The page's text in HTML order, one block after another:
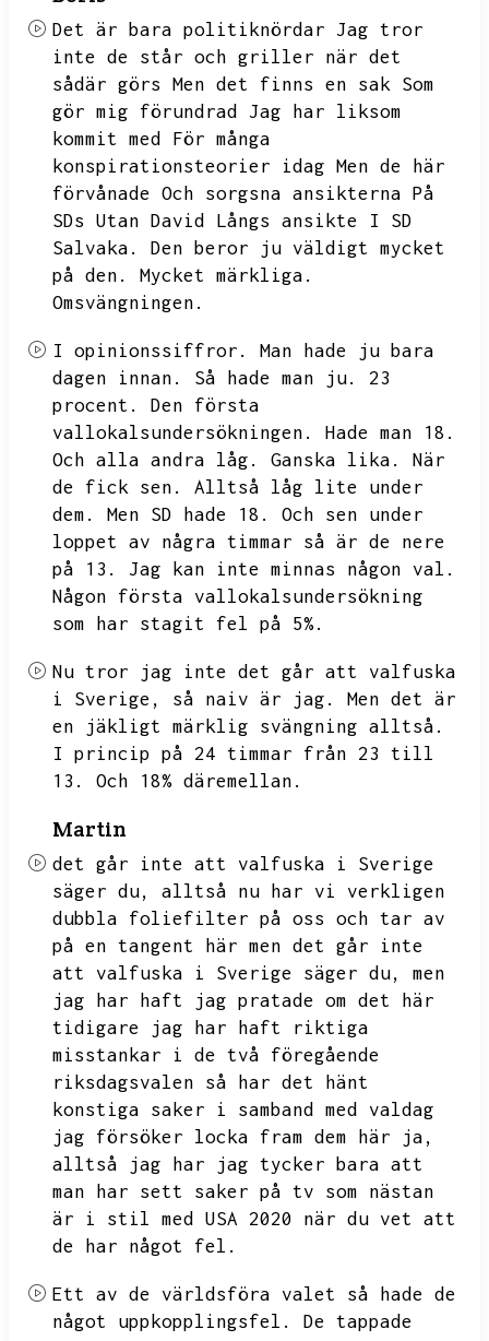
Det är bara politiknördar Jag tror
inte de står och griller när det
sådär görs Men det finns en sak Som
gör mig förundrad
Jag har liksom
kommit med För många
konspirationsteorier idag Men de här
förvånade Och sorgsna ansikterna På
SDs Utan David Långs ansikte I
SD
Salvaka.
Den beror ju väldigt mycket
på den.
Mycket märkliga.
Omsvängningen.
I opinionssiffror.
Man hade ju bara
dagen innan.
Så hade man ju.
23
procent.
Den första
vallokalsundersökningen.
Hade man 18.
Och alla andra låg.
Ganska lika.
När
de fick sen.
Alltså låg lite under
dem.
Men SD hade 18.
Och sen under
loppet av några timmar så är de nere
på 13.
Jag kan inte minnas någon val.
Någon första vallokalsundersökning
som har stagit fel på 5%.
Nu tror jag inte det går att valfuska
i Sverige,
så naiv är jag.
Men det är
en jäkligt märklig svängning alltså.
I princip på 24 timmar från 23 till
13.
Och 18% däremellan.
Martin
det går inte att valfuska i Sverige
säger du,
alltså nu har vi verkligen
dubbla foliefilter på oss och tar av
på en tangent här men det går inte
att valfuska i Sverige säger du,
men
jag har haft jag pratade om det här
tidigare jag har haft riktiga
misstankar i de två föregående
riksdagsvalen så har det hänt
konstiga saker i samband med valdag
jag försöker locka fram dem här ja,
alltså jag har jag tycker bara att
man har sett saker på tv som nästan
är i stil med
USA 2020 när du vet att
de har något fel.
Ett av de världsföra valet så hade de
något uppkopplingsfel.
De tappade